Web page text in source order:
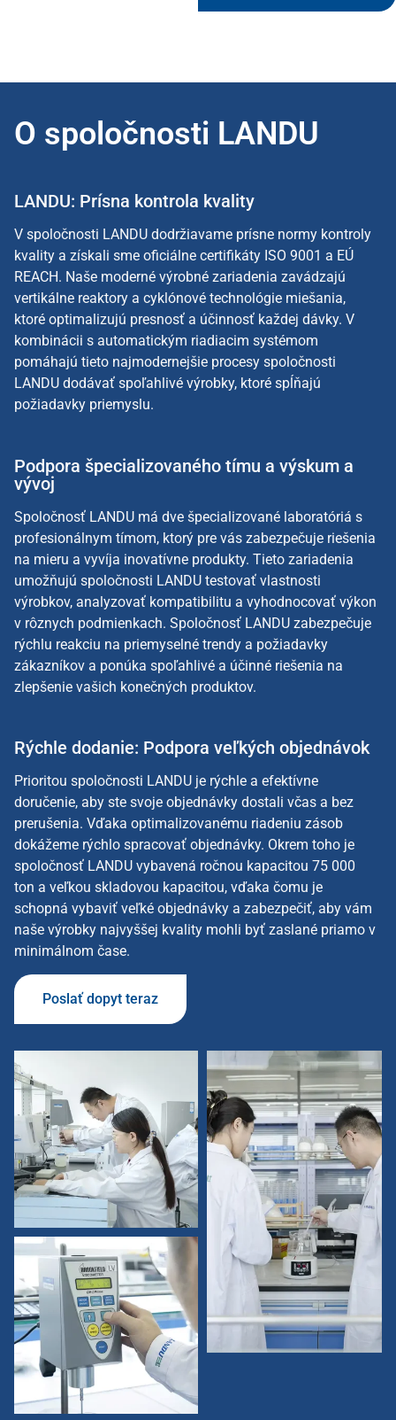
O spoločnosti LANDU
LANDU: Prísna kontrola kvality
V spoločnosti LANDU dodržiavame prísne normy kontroly
kvality a získali sme oficiálne certifikáty ISO 9001 a EÚ
REACH. Naše moderné výrobné zariadenia zavádzajú
vertikálne reaktory a cyklónové technológie miešania,
ktoré optimalizujú presnosť a účinnosť každej dávky. V
kombinácii s automatickým riadiacim systémom
pomáhajú tieto najmodernejšie procesy spoločnosti
LANDU dodávať spoľahlivé výrobky, ktoré spĺňajú
požiadavky priemyslu.
Podpora špecializovaného tímu a výskum a
vývoj
Spoločnosť LANDU má dve špecializované laboratóriá s
profesionálnym tímom, ktorý pre vás zabezpečuje riešenia
na mieru a vyvíja inovatívne produkty. Tieto zariadenia
umožňujú spoločnosti LANDU testovať vlastnosti
výrobkov, analyzovať kompatibilitu a vyhodnocovať výkon
v rôznych podmienkach. Spoločnosť LANDU zabezpečuje
rýchlu reakciu na priemyselné trendy a požiadavky
zákazníkov a ponúka spoľahlivé a účinné riešenia na
zlepšenie vašich konečných produktov.
Rýchle dodanie: Podpora veľkých objednávok
Prioritou spoločnosti LANDU je rýchle a efektívne
doručenie, aby ste svoje objednávky dostali včas a bez
prerušenia. Vďaka optimalizovanému riadeniu zásob
dokážeme rýchlo spracovať objednávky. Okrem toho je
spoločnosť LANDU vybavená ročnou kapacitou 75 000
ton a veľkou skladovou kapacitou, vďaka čomu je
schopná vybaviť veľké objednávky a zabezpečiť, aby vám
naše výrobky najvyššej kvality mohli byť zaslané priamo v
minimálnom čase.
Poslať dopyt teraz